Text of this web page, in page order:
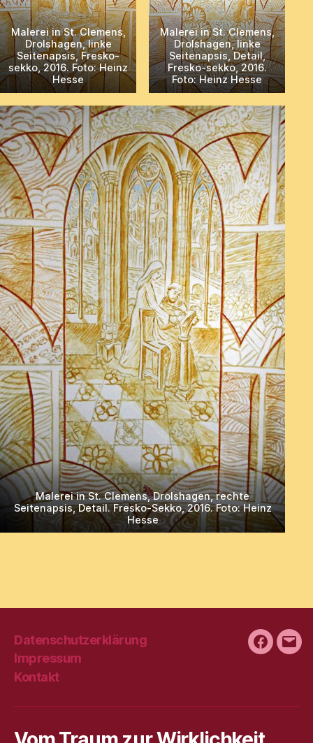
Malerei in St. Clemens,
Drolshagen, linke
Seitenapsis, Fresko-
sekko, 2016. Foto: Heinz
Hesse
Malerei in St. Clemens,
Drolshagen, linke
Seitenapsis, Detail,
Fresko-sekko, 2016.
Foto: Heinz Hesse
Malerei in St. Clemens, Drolshagen, rechte
Seitenapsis, Detail. Fresko-Sekko, 2016. Foto: Heinz
Hesse
Datenschutzerklärung
Impressum
Kontakt
E-